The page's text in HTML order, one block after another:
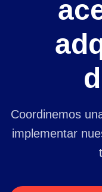
Coordinemos
implementar